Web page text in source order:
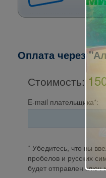
Оплата через
Стоимость:
E-mail плательщика*:
* Убедитесь, что вы
пробелов и русских
будет отправлен ключ